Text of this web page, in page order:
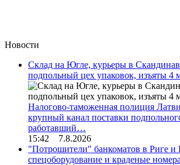
Новости
Склад на Югле, курьеры в
подпольный цех упаковок, изъяты 4
Налогово-таможенная полиция
крупный канал поставки
работавший…
15:42 7.8.2026
"Потрошители" банкоматов в Риге и
спецоборудование и краденые